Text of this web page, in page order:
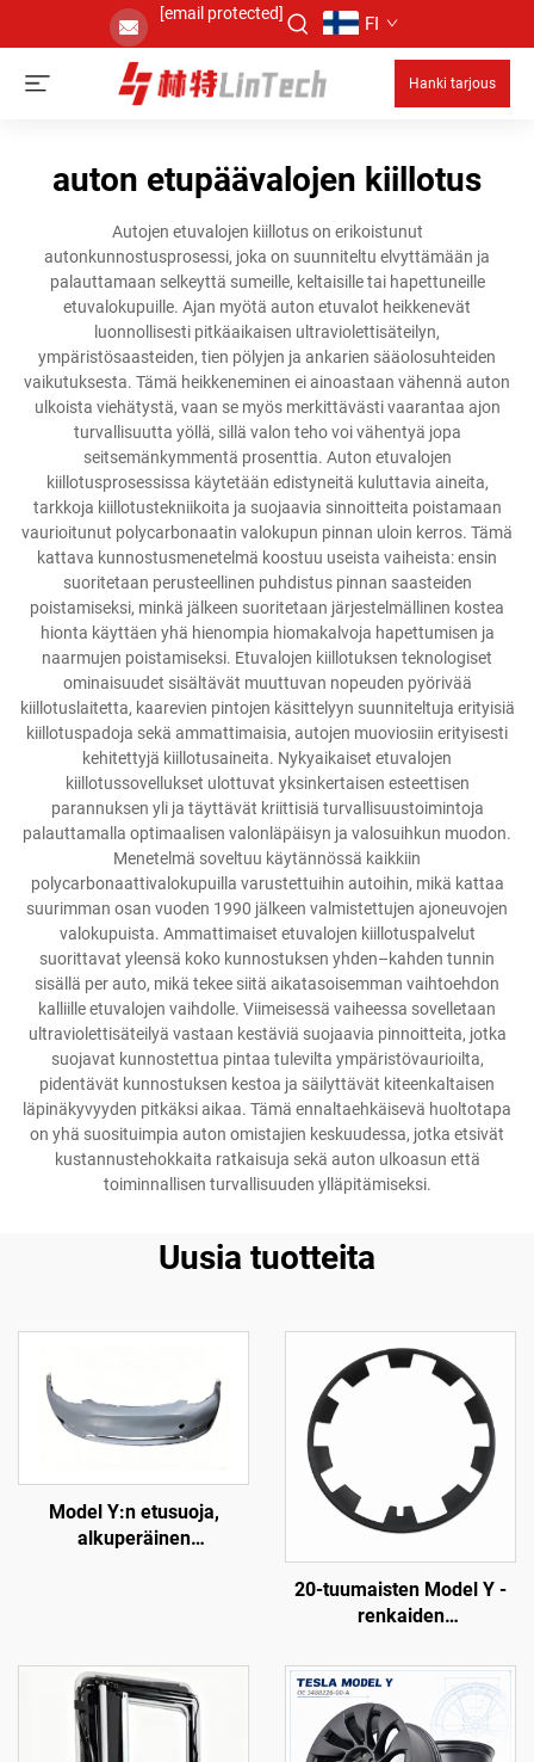
[email protected] FI
Hanki tarjous
auton etupäävalojen kiillotus
Autojen etuvalojen kiillotus on erikoistunut
autonkunnostusprosessi, joka on suunniteltu elvyttämään ja
palauttamaan selkeyttä sumeille, keltaisille tai hapettuneille
etuvalokupuille. Ajan myötä auton etuvalot heikkenevät
luonnollisesti pitkäaikaisen ultraviolettisäteilyn,
ympäristösaasteiden, tien pölyjen ja ankarien sääolosuhteiden
vaikutuksesta. Tämä heikkeneminen ei ainoastaan vähennä auton
ulkoista viehätystä, vaan se myös merkittävästi vaarantaa ajon
turvallisuutta yöllä, sillä valon teho voi vähentyä jopa
seitsemänkymmentä prosenttia. Auton etuvalojen
kiillotusprosessissa käytetään edistyneitä kuluttavia aineita,
tarkkoja kiillotustekniikoita ja suojaavia sinnoitteita poistamaan
vaurioitunut polycarbonaatin valokupun pinnan uloin kerros. Tämä
kattava kunnostusmenetelmä koostuu useista vaiheista: ensin
suoritetaan perusteellinen puhdistus pinnan saasteiden
poistamiseksi, minkä jälkeen suoritetaan järjestelmällinen kostea
hionta käyttäen yhä hienompia hiomakalvoja hapettumisen ja
naarmujen poistamiseksi. Etuvalojen kiillotuksen teknologiset
ominaisuudet sisältävät muuttuvan nopeuden pyörivää
kiillotuslaitetta, kaarevien pintojen käsittelyyn suunniteltuja erityisiä
kiillotuspadoja sekä ammattimaisia, autojen muoviosiin erityisesti
kehitettyjä kiillotusaineita. Nykyaikaiset etuvalojen
kiillotussovellukset ulottuvat yksinkertaisen esteettisen
parannuksen yli ja täyttävät kriittisiä turvallisuustoimintoja
palauttamalla optimaalisen valonläpäisyn ja valosuihkun muodon.
Menetelmä soveltuu käytännössä kaikkiin
polycarbonaattivalokupuilla varustettuihin autoihin, mikä kattaa
suurimman osan vuoden 1990 jälkeen valmistettujen ajoneuvojen
valokupuista. Ammattimaiset etuvalojen kiillotuspalvelut
suorittavat yleensä koko kunnostuksen yhden–kahden tunnin
sisällä per auto, mikä tekee siitä aikatasoisemman vaihtoehdon
kalliille etuvalojen vaihdolle. Viimeisessä vaiheessa sovelletaan
ultraviolettisäteilyä vastaan kestäviä suojaavia pinnoitteita, jotka
suojavat kunnostettua pintaa tulevilta ympäristövaurioilta,
pidentävät kunnostuksen kestoa ja säilyttävät kiteenkaltaisen
läpinäkyvyyden pitkäksi aikaa. Tämä ennaltaehkäisevä huoltotapa
on yhä suosituimpia auton omistajien keskuudessa, jotka etsivät
kustannustehokkaita ratkaisuja sekä auton ulkoasun että
toiminnallisen turvallisuuden ylläpitämiseksi.
Uusia tuotteita
Model Y:n etusuoja,
alkuperäinen
alkuperäisen radarin ja
anturien kanssa, ei-
tuhoava asennus,
korjaamolle ja flottille
20-tuumaisten Model Y -
renkaiden
24, LinTech